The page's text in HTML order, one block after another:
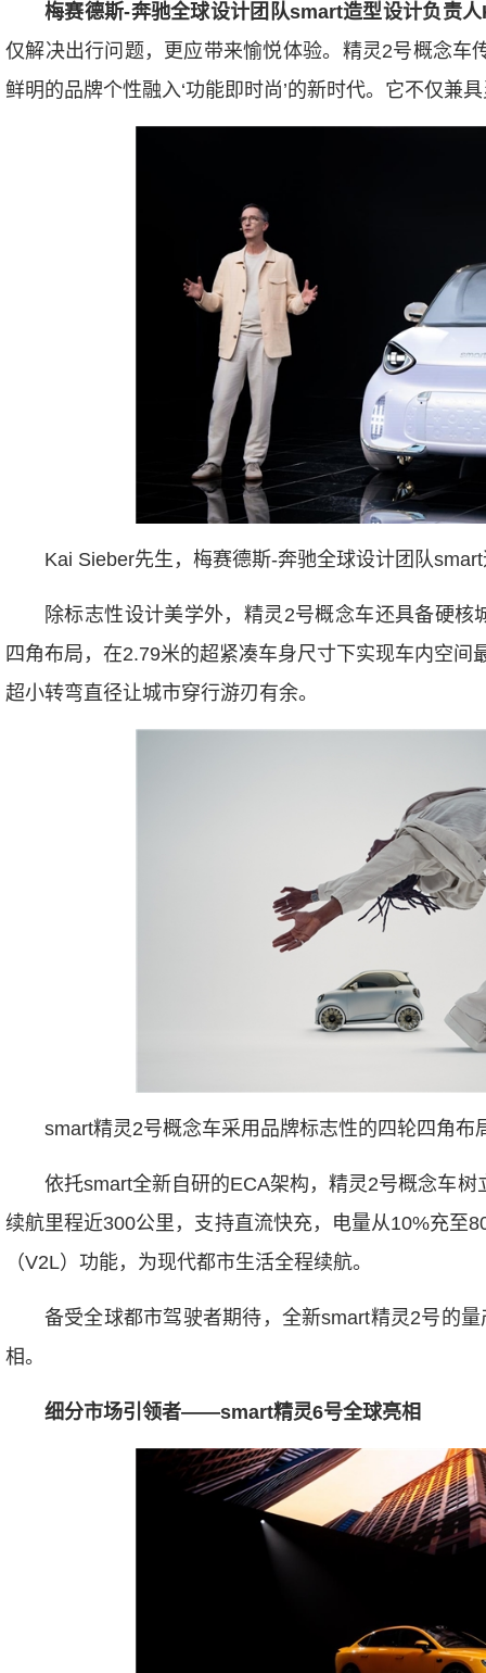
梅赛德斯-奔驰全球设计团队smart造型设计负责人
仅解决出行问题，更应带来愉悦体验。精灵2号概念车
鲜明的品牌个性融入‘功能即时尚’的新时代。它不仅兼
Kai Sieber先生，梅赛德斯-奔驰全球设计团队
除标志性设计美学外，精灵2号概念车还具备硬
四角布局，在2.79米的超紧凑车身尺寸下实现车内空
超小转弯直径让城市穿行游刃有余。
smart精灵2号概念车采用品牌标志性的四轮四角布
依托smart全新自研的ECA架构，精灵2号概念车
续航里程近300公里，支持直流快充，电量从10%充至
（V2L）功能，为现代都市生活全程续航。
备受全球都市驾驶者期待，全新smart精灵2号的
相。
细分市场引领者——smart精灵6号全球亮相